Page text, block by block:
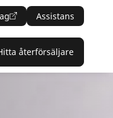
Assistans
återförsäljare